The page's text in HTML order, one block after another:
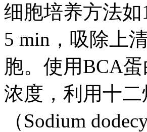
细胞培养方法
5 min，吸除上
胞。使用BCA
浓度，利用十
（Sodium